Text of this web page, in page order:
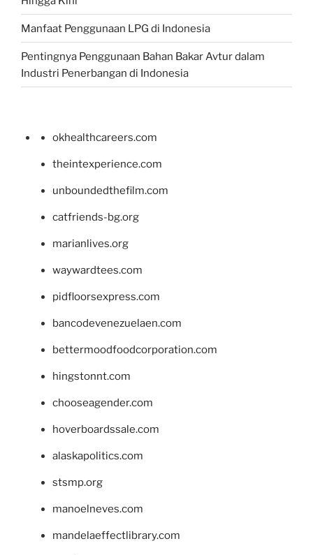
Manfaat Penggunaan LPG di Indonesia
Pentingnya Penggunaan Bahan Bakar Avtur dalam
Industri Penerbangan di Indonesia
okhealthcareers.com
theintexperience.com
unboundedthefilm.com
catfriends-bg.org
marianlives.org
waywardtees.com
pidfloorsexpress.com
bancodevenezuelaen.com
bettermoodfoodcorporation.com
hingstonnt.com
chooseagender.com
hoverboardssale.com
alaskapolitics.com
stsmp.org
manoelneves.com
mandelaeffectlibrary.com